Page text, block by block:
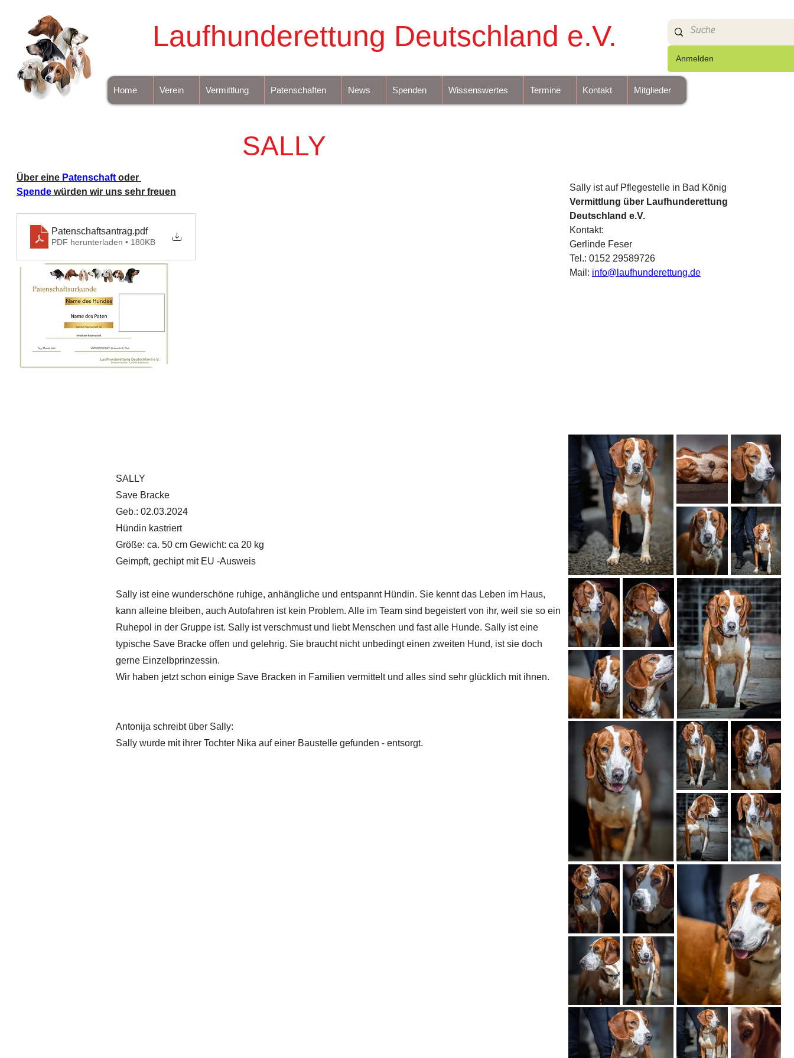
Laufhunderettung Deutschland e.V.
Anmelden
Home Verein Vermittlung Patenschaften News Spenden Wissenswertes Termine Kontakt Mitglieder
SALLY
Über eine Patenschaft oder
Spende würden wir uns sehr freuen
Patenschaftsantrag.pdf
PDF herunterladen • 180KB
Sally ist auf Pflegestelle in Bad König
Vermittlung über Laufhunderettung
Deutschland e.V.
Kontakt:
Gerlinde Feser
Tel.: 0152 29589726
Mail: info@laufhunderettung.de
SALLY
Save Bracke
Geb.: 02.03.2024
Hündin kastriert
Größe: ca. 50 cm Gewicht: ca 20 kg
Geimpft, gechipt mit EU -Ausweis
Sally ist eine wunderschöne ruhige, anhängliche und entspannt Hündin. Sie kennt das Leben im Haus,
kann alleine bleiben, auch Autofahren ist kein Problem. Alle im Team sind begeistert von ihr, weil sie so ein
Ruhepol in der Gruppe ist. Sally ist verschmust und liebt Menschen und fast alle Hunde. Sally ist eine
typische Save Bracke offen und gelehrig. Sie braucht nicht unbedingt einen zweiten Hund, ist sie doch
gerne Einzelbprinzessin.
Wir haben jetzt schon einige Save Bracken in Familien vermittelt und alles sind sehr glücklich mit ihnen.
Antonija schreibt über Sally:
Sally wurde mit ihrer Tochter Nika auf einer Baustelle gefunden - entsorgt.